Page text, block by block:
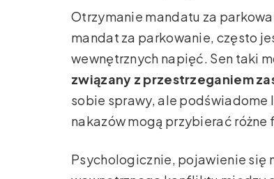
Otrzymanie mandatu za
mandat za parkowanie, często
wewnętrznych napięć. Sen taki
związany z przestrzeganiem
sobie sprawy, ale podświadome
nakazów mogą przybierać różne
Psychologicznie, pojawienie się